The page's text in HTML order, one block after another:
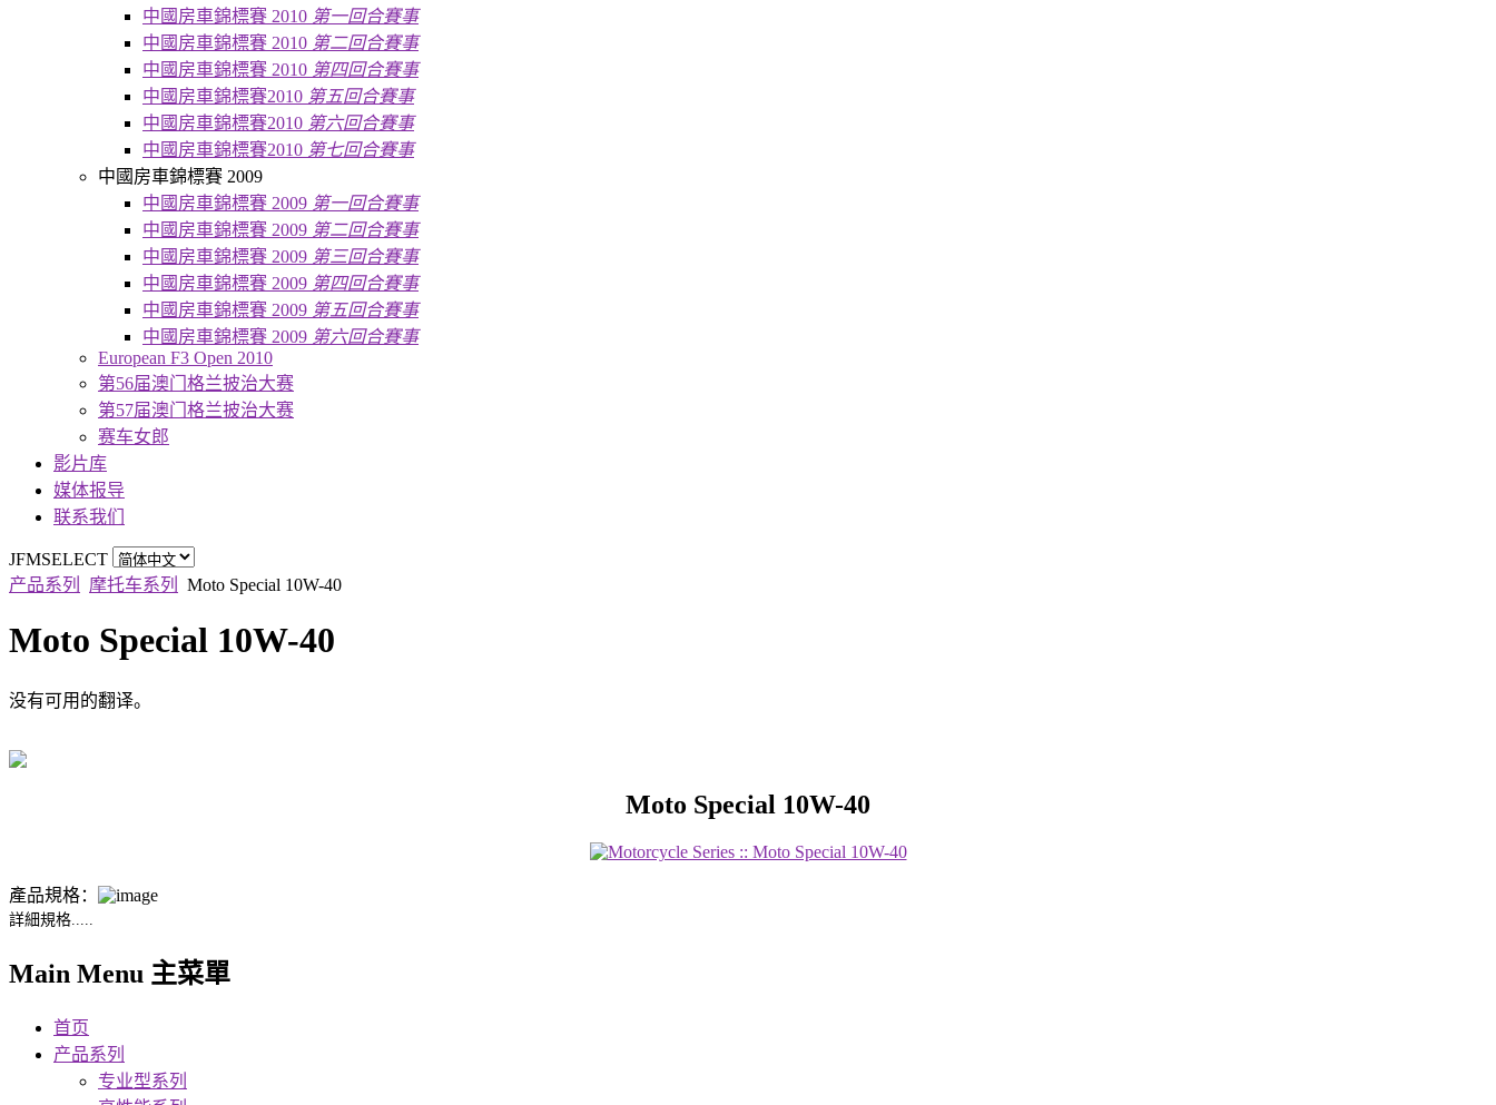
中國房車錦標賽 2010 第一回合賽事
中國房車錦標賽 2010 第二回合賽事
中國房車錦標賽 2010 第四回合賽事
中國房車錦標賽2010 第五回合賽事
中國房車錦標賽2010 第六回合賽事
中國房車錦標賽2010 第七回合賽事
中國房車錦標賽 2009
中國房車錦標賽 2009 第一回合賽事
中國房車錦標賽 2009 第二回合賽事
中國房車錦標賽 2009 第三回合賽事
中國房車錦標賽 2009 第四回合賽事
中國房車錦標賽 2009 第五回合賽事
中國房車錦標賽 2009 第六回合賽事
European F3 Open 2010
第56届澳门格兰披治大赛
第57届澳门格兰披治大赛
赛车女郎
影片库
媒体报导
联系我们
JFMSELECT
产品系列
摩托车系列 Moto Special 10W-40
Moto Special 10W-40
没有可用的翻译。
Moto Special 10W-40
產品規格：
詳細規格.....
Main Menu 主菜單
首页
产品系列
专业型系列